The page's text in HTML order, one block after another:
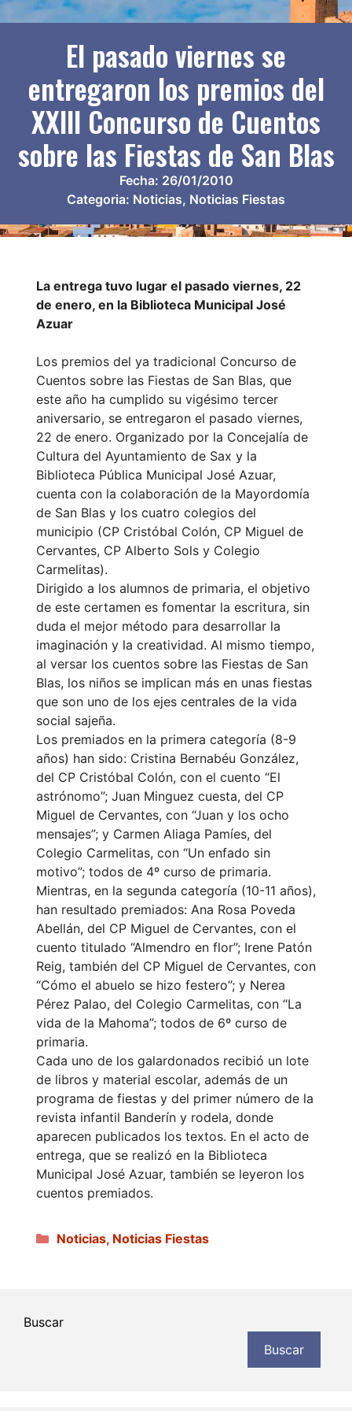
El pasado viernes se
entregaron los premios del
XXIII Concurso de Cuentos
sobre las Fiestas de San Blas
Fecha: 26/01/2010
Categoria: Noticias, Noticias Fiestas
La entrega tuvo lugar el pasado viernes, 22
de enero, en la Biblioteca Municipal José
Azuar
Los premios del ya tradicional Concurso de
Cuentos sobre las Fiestas de San Blas, que
este año ha cumplido su vigésimo tercer
aniversario, se entregaron el pasado viernes,
22 de enero. Organizado por la Concejalía de
Cultura del Ayuntamiento de Sax y la
Biblioteca Pública Municipal José Azuar,
cuenta con la colaboración de la Mayordomía
de San Blas y los cuatro colegios del
municipio (CP Cristóbal Colón, CP Miguel de
Cervantes, CP Alberto Sols y Colegio
Carmelitas).
Dirigido a los alumnos de primaria, el objetivo
de este certamen es fomentar la escritura, sin
duda el mejor método para desarrollar la
imaginación y la creatividad. Al mismo tiempo,
al versar los cuentos sobre las Fiestas de San
Blas, los niños se implican más en unas fiestas
que son uno de los ejes centrales de la vida
social sajeña.
Los premiados en la primera categoría (8-9
años) han sido: Cristina Bernabéu González,
del CP Cristóbal Colón, con el cuento “El
astrónomo”; Juan Minguez cuesta, del CP
Miguel de Cervantes, con “Juan y los ocho
mensajes”; y Carmen Aliaga Pamíes, del
Colegio Carmelitas, con “Un enfado sin
motivo”; todos de 4º curso de primaria.
Mientras, en la segunda categoría (10-11 años),
han resultado premiados: Ana Rosa Poveda
Abellán, del CP Miguel de Cervantes, con el
cuento titulado “Almendro en flor”; Irene Patón
Reig, también del CP Miguel de Cervantes, con
“Cómo el abuelo se hizo festero”; y Nerea
Pérez Palao, del Colegio Carmelitas, con “La
vida de la Mahoma”; todos de 6º curso de
primaria.
Cada uno de los galardonados recibió un lote
de libros y material escolar, además de un
programa de fiestas y del primer número de la
revista infantil Banderín y rodela, donde
aparecen publicados los textos. En el acto de
entrega, que se realizó en la Biblioteca
Municipal José Azuar, también se leyeron los
cuentos premiados.
Categorías
Noticias, Noticias Fiestas
Buscar
Buscar